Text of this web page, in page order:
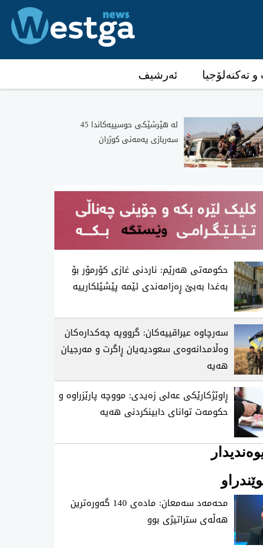
تەکنەلۆجیا ئەرشیف
لە هێرشێکی حوسییەکاندا 45
سەربازی یەمەنی کوژران
حکومەتی هەرێم: ناردنی غازی کۆرمۆر بۆ
بەغدا بەبێ ڕەزامەندی ئێمە پێشێلکارییە
سەرچاوە عیراقییەکان: گرووپە چەکدارەکان
وەڵامدانەوەی سعودیەیان ڕاگرت و مەرجیان
هەیە
ڕاوێژکارێکی عەلی زەیدی: مووچە پارێزراوە و
حکومەت توانای دابینکردنی هەیە
محه‌مه‌د سه‌معان: ماده‌ی 140 گه‌وره‌ترین
هه‌ڵه‌ی ستراتیژی‌ بوو